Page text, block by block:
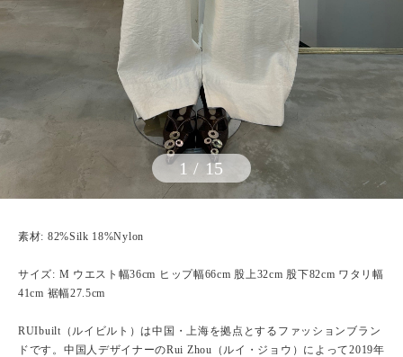
1 / 15
素材: 82%Silk 18%Nylon
サイズ: M ウエスト幅36cm ヒップ幅66cm 股上32cm 股下82cm ワタリ幅
41cm 裾幅27.5cm
RUIbuilt（ルイビルト）は中国・上海を拠点とするファッションブラン
ドです。中国人デザイナーのRui Zhou（ルイ・ジョウ）によって2019年